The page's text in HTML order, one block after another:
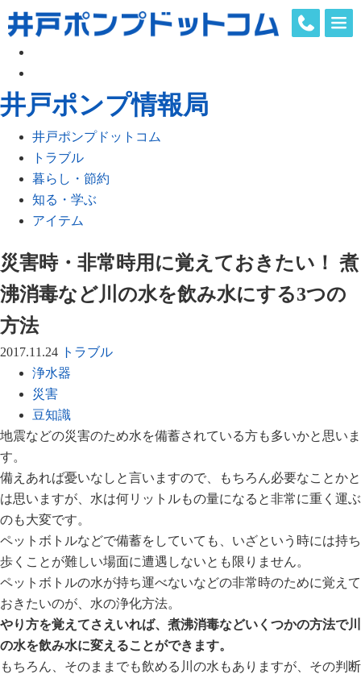
share
井戸ポンプ情報局
井戸ポンプドットコム
トラブル
暮らし・節約
知る・学ぶ
アイテム
災害時・非常時用に覚えておきたい！ 煮
沸消毒など川の水を飲み水にする3つの
方法
2017.11.24 トラブル
浄水器
災害
豆知識
地震などの災害のため水を備蓄されている方も多いかと思いま
す。
備えあれば憂いなしと言いますので、もちろん必要なことかと
は思いますが、水は何リットルもの量になると非常に重く運ぶ
のも大変です。
ペットボトルなどで備蓄をしていても、いざという時には持ち
歩くことが難しい場面に遭遇しないとも限りません。
ペットボトルの水が持ち運べないなどの非常時のために覚えて
おきたいのが、水の浄化方法。
やり方を覚えてさえいれば、煮沸消毒などいくつかの方法で川
の水を飲み水に変えることができます。
もちろん、そのままでも飲める川の水もありますが、その判断